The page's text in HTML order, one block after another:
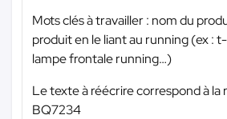
Mots clés à travailler : nom du
produit en le liant au running (ex :
lampe frontale running…)
Le texte à réécrire correspond à la
BQ7234